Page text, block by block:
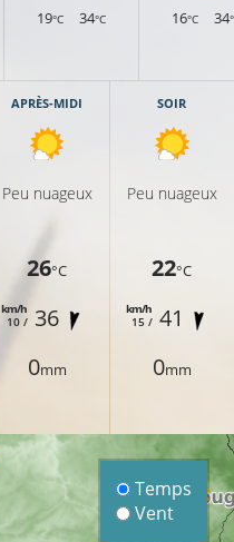
19°C 34°C 16°C 34
APRÈS-MIDI
Peu nuageux
26°C
10 /
km/h 36
0mm
SOIR
Peu nuageux
22°C
15 /
km/h 41
0mm
Temps
Vent